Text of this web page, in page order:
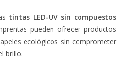
tintas LED-UV sin compuestos
pueden ofrecer productos
ecológicos sin comprometer
brillo.